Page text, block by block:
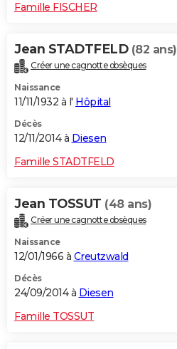
Famille FISCHER
Jean STADTFELD (82 ans)
Créer une cagnotte obsèques
Naissance
11/11/1932 à l' Hôpital
Décès
12/11/2014 à Diesen
Famille STADTFELD
Jean TOSSUT (48 ans)
Créer une cagnotte obsèques
Naissance
12/01/1966 à Creutzwald
Décès
24/09/2014 à Diesen
Famille TOSSUT